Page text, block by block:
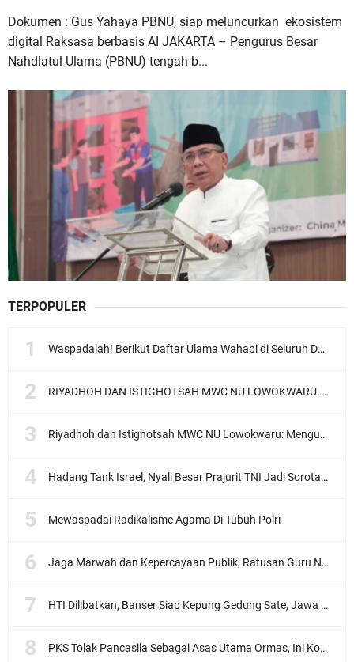
Dokumen : Gus Yahaya PBNU, siap meluncurkan ekosistem
digital Raksasa berbasis AI JAKARTA – Pengurus Besar
Nahdlatul Ulama (PBNU) tengah b...
TERPOPULER
Waspadalah! Berikut Daftar Ulama Wahabi di Seluruh Dunia dan Karya-karyanya
RIYADHOH DAN ISTIGHOTSAH MWC NU LOWOKWARU Menyambut Muktamar NU ke-35, Meneguhkan Sanad Laku Para Muassis
Riyadhoh dan Istighotsah MWC NU Lowokwaru: Menguatkan Doa, Menjalin Ukhuwah Menyambut Muktamar NU ke-35
Hadang Tank Israel, Nyali Besar Prajurit TNI Jadi Sorotan Dunia
Mewaspadai Radikalisme Agama Di Tubuh Polri
Jaga Marwah dan Kepercayaan Publik, Ratusan Guru Ngaji Kota Malang Serukan Deklarasi Ramah Anak
HTI Dilibatkan, Banser Siap Kepung Gedung Sate, Jawa Barat
PKS Tolak Pancasila Sebagai Asas Utama Ormas, Ini Komentar PBNU